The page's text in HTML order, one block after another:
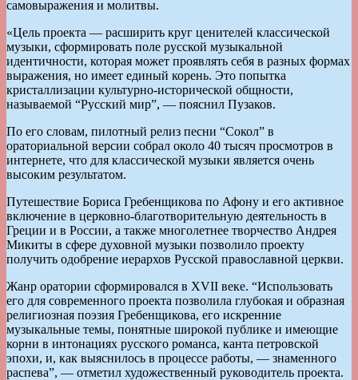
самовыражения и молитвы.
«Цель проекта — расширить круг ценителей классической
музыки, сформировать поле русской музыкальной
идентичности, которая может проявлять себя в разных формах
выражения, но имеет единый корень. Это попытка
кристаллизации культурно-исторической общности,
называемой “Русский мир”, — пояснил Пузаков.
По его словам, пилотный релиз песни “Сокол” в
ораториальной версии собрал около 40 тысяч просмотров в
интернете, что для классической музыки является очень
высоким результатом.
Путешествие Бориса Гребенщикова по Афону и его активное
включение в церковно-благотворительную деятельность в
Греции и в России, а также многолетнее творчество Андрея
Микиты в сфере духовной музыки позволило проекту
получить одобрение иерархов Русской православной церкви.
Жанр оратории сформировался в XVII веке. “Использовать
его для современного проекта позволила глубокая и образная
религиозная поэзия Гребенщикова, его искренние
музыкальные темы, понятные широкой публике и имеющие
корни в интонациях русского романса, канта петровской
эпохи, и, как выяснилось в процессе работы, — знаменного
распева”, — отметил художественный руководитель проекта.